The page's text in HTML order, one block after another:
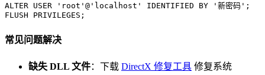
ALTER USER 'root'@'localhost' IDENTIFIED BY '新密码';
FLUSH PRIVILEGES;
常见问题解决
缺失 DLL 文件：下载 DirectX 修复工具 修复系统